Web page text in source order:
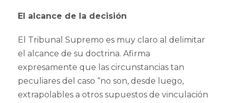
El alcance de la decisión
El Tribunal Supremo es muy claro al delimitar
el alcance de su doctrina. Afirma
expresamente que las circunstancias tan
peculiares del caso “no son, desde luego,
extrapolables a otros supuestos de vinculación